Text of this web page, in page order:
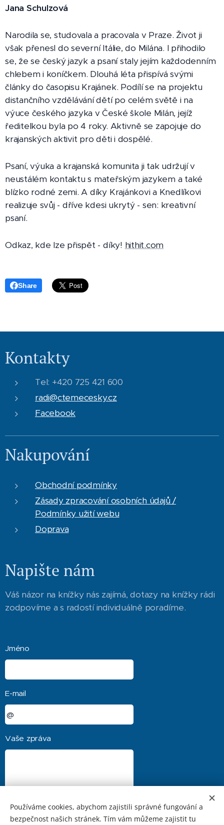
Jana Schulzová
Narodila se, studovala a pracovala v Praze. Život ji
však přenesl do severní Itálie, do Milána. I přihodilo
se, že se český jazyk a psaní staly jejím každodenním
chlebem i koníčkem. Dlouhá léta přispívá svými
články do časopisu Krajánek. Podílí se na projektu
distančního vzdělávání dětí po celém světě i na
výuce českého jazyka v České škole Milán, jejíž
ředitelkou byla po 4 roky. Aktivně se zapojuje do
krajanských aktivit pro děti i dospělé.
Psaní, výuka a krajanská komunita ji tak udržují v
neustálém kontaktu s mateřským jazykem a také
blízko rodné zemi. A díky Krajánkovi a Knedlíkovi
realizuje svůj - dříve kdesi ukrytý - sen: kreativní
psaní.
Odkaz, kde lze přispět - díky! hithit.com
Share
Kontakty
Tel: +420 725 421 600
radi@ctemecesky.cz
Facebook
Nakupování
Obchodní podmínky
Zásady zpracování osobních údajů /
Podmínky užití webu
Doprava
Napište nám
Váš názor na knížky nás zajímá, dotazy na knížky rádi
zodpovíme a s radostí individuálně poradíme.
Jméno
E-mail
Vaše zpráva
Používáme cookies, abychom zajistili správné fungování a
bezpečnost našich stránek. Tím vám můžeme zajistit tu